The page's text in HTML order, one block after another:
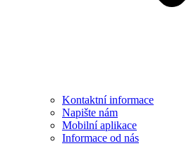
Kontaktní informace
Napište nám
Mobilní aplikace
Informace od nás